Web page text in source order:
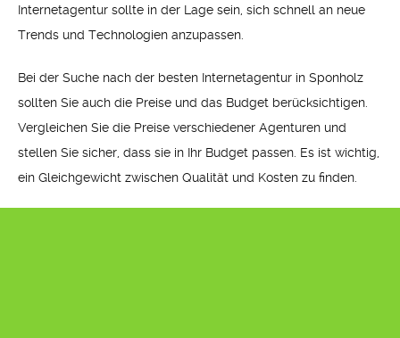
Internetagentur sollte in der Lage sein, sich schnell an neue
Trends und Technologien anzupassen.
Bei der Suche nach der besten Internetagentur in Sponholz
sollten Sie auch die Preise und das Budget berücksichtigen.
Vergleichen Sie die Preise verschiedener Agenturen und
stellen Sie sicher, dass sie in Ihr Budget passen. Es ist wichtig,
ein Gleichgewicht zwischen Qualität und Kosten zu finden.